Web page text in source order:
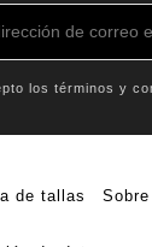
los términos y
de tallas